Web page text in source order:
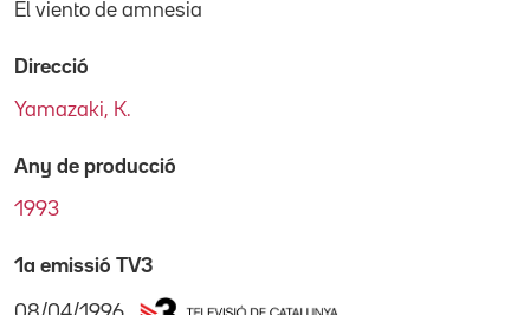
El viento de amnesia
Direcció
Yamazaki, K.
Any de producció
1993
1a emissió TV3